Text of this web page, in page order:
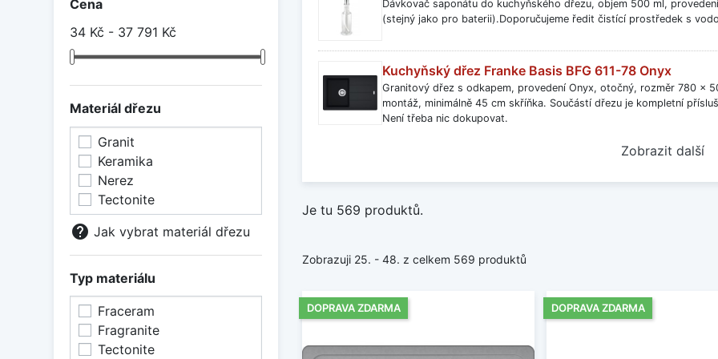
Cena
34 Kč - 37 791 Kč
Materiál dřezu
Granit
Keramika
Nerez
Tectonite
help Jak vybrat materiál dřezu
Typ materiálu
Fraceram
Fragranite
Tectonite
také nerezové dřezy se speciálními úpravami. Nabízíme
kartáčované se zajímavým matným vzhledem.
Granitové dřezy
Zaujmou vás především stylovým vzhledem. Můžeme vám však
Granit je přírodní materiál, který se vyznačuje extrémně
jen tak nepoškodí, nepoškrábou se a nemění odstín používáním.
Vyrobeny jsou z moderního materiálu SMC, který byl doposud
Doplňky a příslušenství
ke kuchyňským dřezům značky Franke. Dávkovače saponátu,
Dávkovač saponátu do kuchyňského dřezu, objem 500 ml,
(stejný jako pro baterii).Doporučujeme ředit čistící prostředek s
Kuchyňský dřez Franke Basis BFG 611-78 Onyx
Granitový dřez s odkapem, provedení Onyx, otočný, rozměr 780 x
montáž, minimálně 45 cm skříňka. Součástí dřezu je kompletní
Není třeba nic dokupovat.
Zobrazit další
Je tu 569 produktů.
Zobrazuji 25. - 48. z celkem 569 produktů
DOPRAVA ZDARMA DOPRAVA ZDARMA